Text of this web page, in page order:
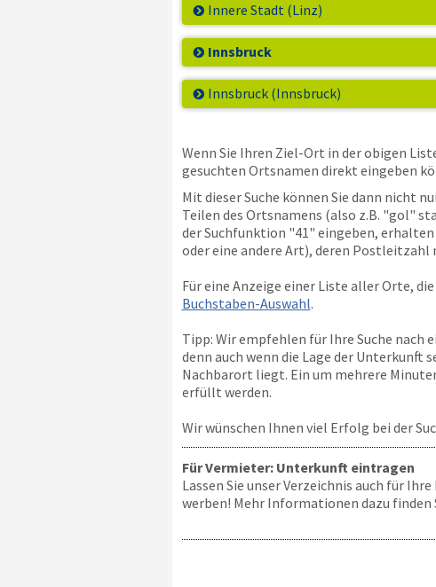
Innere Stadt (Linz)
Innsbruck
Innsbruck (Innsbruck)
Wenn Sie Ihren Ziel-Ort in der obigen
gesuchten Ortsnamen direkt eingeben
Mit dieser Suche können Sie dann nicht
Teilen des Ortsnamens (also z.B. "gol"
der Suchfunktion "41" eingeben,
oder eine andere Art), deren
Für eine Anzeige einer Liste aller Orte,
Buchstaben-Auswahl.
Tipp: Wir empfehlen für Ihre Suche nach
denn auch wenn die Lage der Unterkunft
Nachbarort liegt. Ein um mehrere
erfüllt werden.
Wir wünschen Ihnen viel Erfolg bei der
Für Vermieter: Unterkunft eintragen
Lassen Sie unser Verzeichnis auch für
werben! Mehr Informationen dazu finden